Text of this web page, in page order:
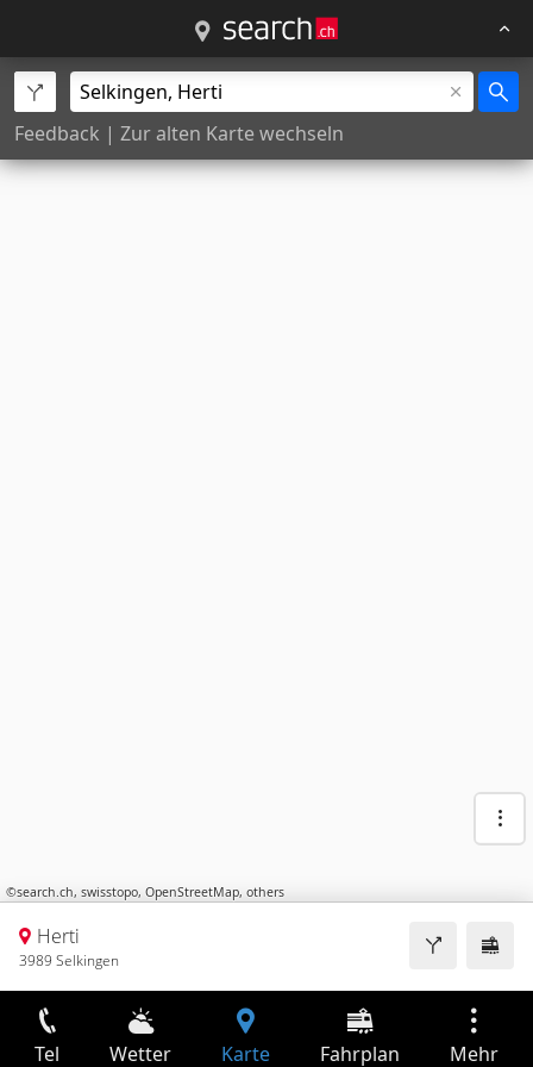
Feedback | Zur alten Karte wechseln
©search.ch, swisstopo, OpenStreetMap, others
Herti
3989 Selkingen
Tel Wetter Karte Fahrplan Mehr